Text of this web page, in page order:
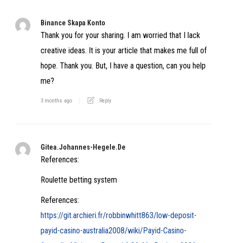
Binance Skapa Konto
Thank you for your sharing. I am worried that I lack
creative ideas. It is your article that makes me full of
hope. Thank you. But, I have a question, can you help
me?
3 months ago Reply
Gitea.johannes-Hegele.de
References:
Roulette betting system
References:
https://git.archieri.fr/robbinwhitt863/low-deposit-
payid-casino-australia2008/wiki/Payid-Casino-